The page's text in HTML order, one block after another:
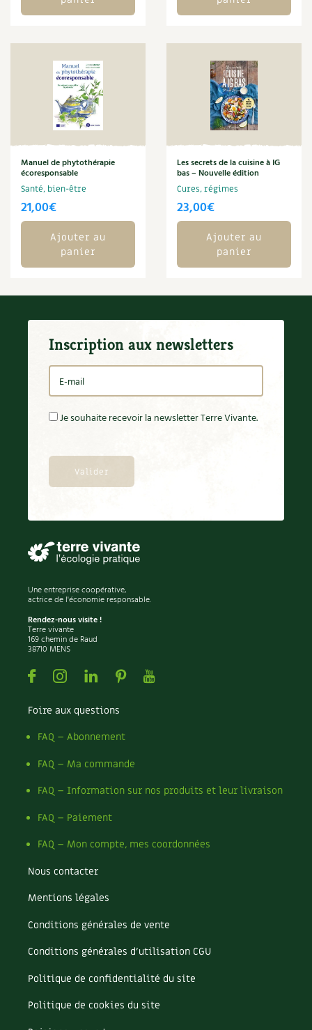
La vie secrète du jardin
BD : La folle histoire des plantes
Manuel de phytothérapie
écoresponsable
Santé, bien-être
21,00€
Ajouter au
panier
Les secrets de la cuisine à IG
bas – Nouvelle édition
Cures, régimes
23,00€
Ajouter au
panier
Inscription aux newsletters
Je souhaite recevoir la newsletter Terre Vivante.
Une entreprise coopérative,
actrice de l'économie responsable.
Rendez-nous visite !
Terre vivante
169 chemin de Raud
38710 MENS
FacebookInstagramLinkedin
PinterestYoutube
Foire aux questions
FAQ – Abonnement
FAQ – Ma commande
FAQ – Information sur nos produits et leur livraison
FAQ – Paiement
FAQ – Mon compte, mes coordonnées
Nous contacter
Mentions légales
Conditions générales de vente
Conditions générales d’utilisation CGU
Politique de confidentialité du site
Politique de cookies du site